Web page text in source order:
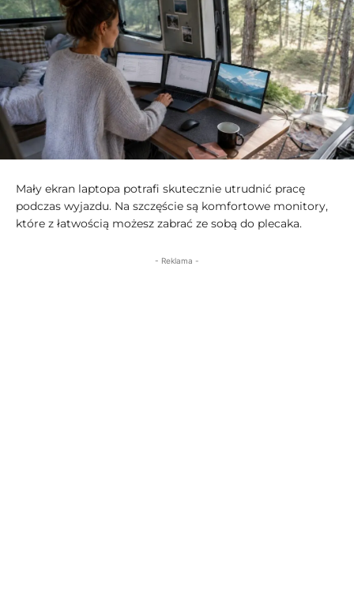
Mały ekran laptopa potrafi skutecznie utrudnić pracę
podczas wyjazdu. Na szczęście są komfortowe monitory,
które z łatwością możesz zabrać ze sobą do plecaka.
- Reklama -